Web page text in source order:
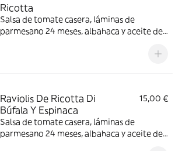
Ricotta
Salsa de tomate casera, láminas de
parmesano 24 meses, albahaca y aceite de
Raviolis De Ricotta Di
Búfala Y Espinaca
15,00 €
Salsa de tomate casera, láminas de
parmesano 24 meses, albahaca y aceite de